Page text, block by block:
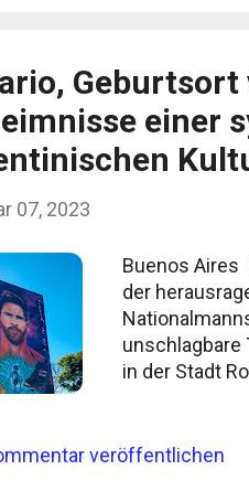
einer
07, 2023
Buenos Aires
der
unschlagbare
in der Stadt
veröffentlichen